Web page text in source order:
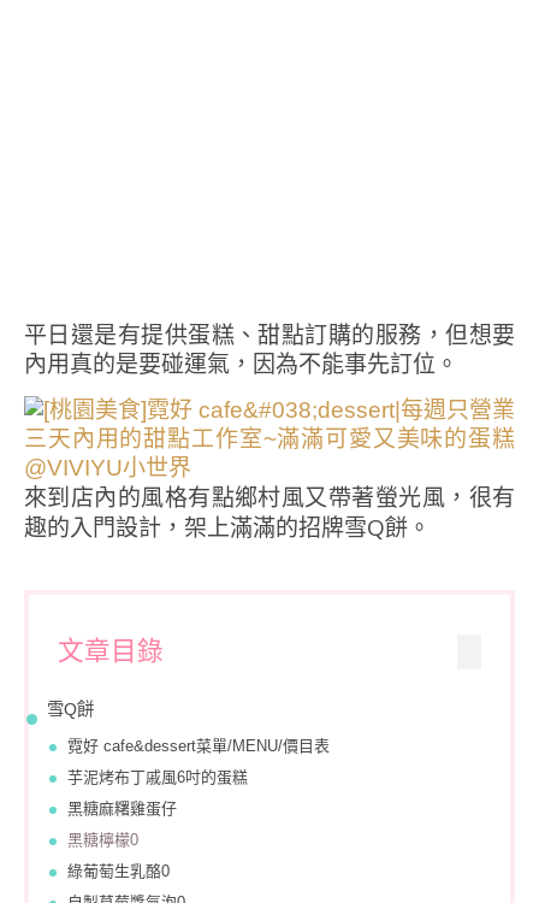
平日還是有提供蛋糕、甜點訂購的服務，但想要
內用真的是要碰運氣，因為不能事先訂位。
來到店內的風格有點鄉村風又帶著螢光風，很有
趣的入門設計，架上滿滿的招牌雪Q餅。
文章目錄
雪Q餅
霓好 cafe&dessert菜單/MENU/價目表
芋泥烤布丁戚風6吋的蛋糕
黑糖麻糬雞蛋仔
黑糖檸檬0
綠葡萄生乳酪0